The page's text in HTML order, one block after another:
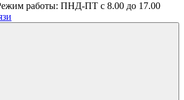
работы: ПНД-ПТ с 8.00 до 17.00